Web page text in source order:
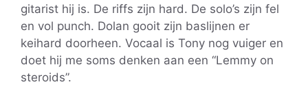
gitarist hij is. De riffs zijn hard. De solo’s zijn fel
en vol punch. Dolan gooit zijn baslijnen er
keihard doorheen. Vocaal is Tony nog vuiger en
doet hij me soms denken aan een “Lemmy on
steroids”.